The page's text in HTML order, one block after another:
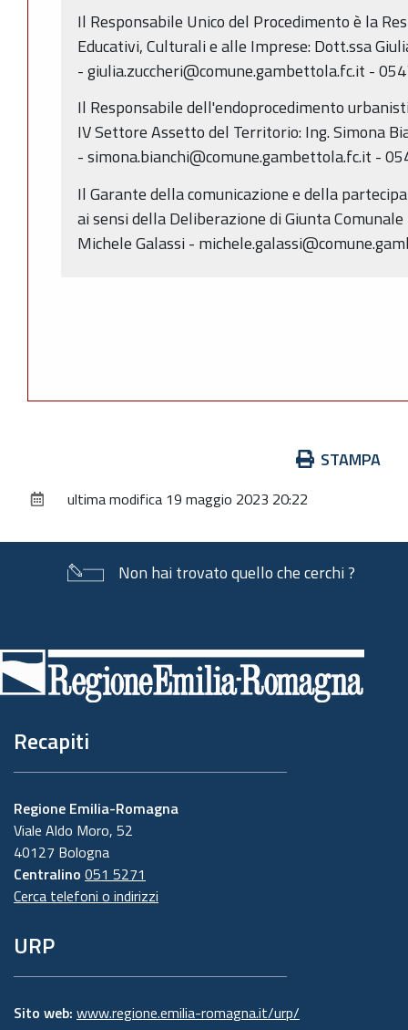
Il Responsabile Unico del Procedimento è la
Educativi, Culturali e alle Imprese: Dott.ssa
- giulia.zuccheri@comune.gambettola.fc.it -
Il Responsabile dell'endoprocedimento
IV Settore Assetto del Territorio: Ing. Simona
- simona.bianchi@comune.gambettola.fc.it -
Il Garante della comunicazione e della
ai sensi della Deliberazione di Giunta
Michele Galassi -
documento
STAMPA
ultima modifica 19 maggio 2023 20:22
Non hai trovato quello che cerchi ?
di
pagina
Recapiti
Regione Emilia-Romagna
Viale Aldo Moro, 52
40127 Bologna
Centralino 051 5271
Cerca telefoni o indirizzi
URP
Sito web: www.regione.emilia-romagna.it/urp/